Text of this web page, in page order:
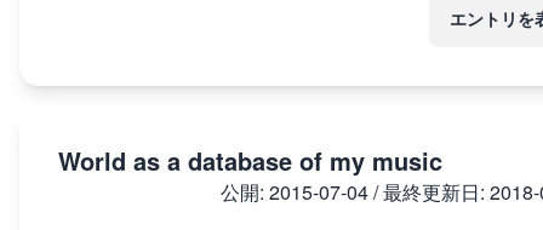
エントリを
World as a database of my music
公開: 2015-07-04/ 最終更新日: